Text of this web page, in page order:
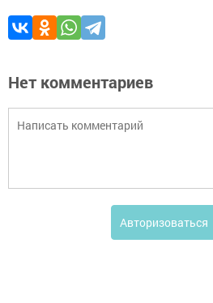
Нет комментариев
Авторизоваться